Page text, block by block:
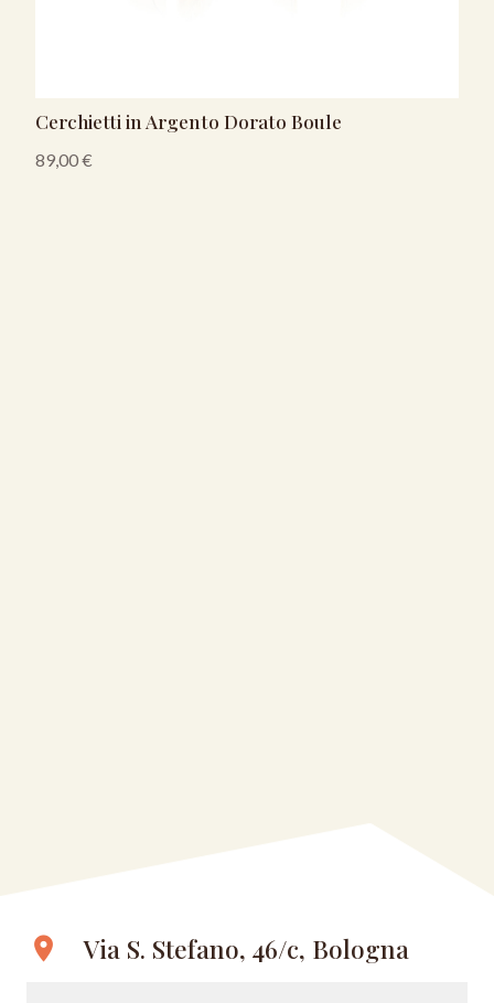
Cerchietti in Argento Dorato Boule
89,00€
location_on Via S. Stefano, 46/c, Bologna